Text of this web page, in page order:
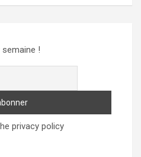
!
privacy policy